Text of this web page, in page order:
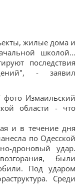
жилые дома и
школой…
последствия
- заявил
фото Измаильский
области - что
и в течение дня
по Одесской
дроновый удар.
были
Под ударом
Среди